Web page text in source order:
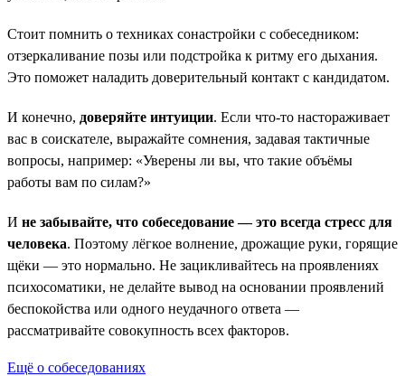
Стоит помнить о техниках сонастройки с собеседником:
отзеркаливание позы или подстройка к ритму его дыхания.
Это поможет наладить доверительный контакт с кандидатом.
И конечно, доверяйте интуиции. Если что-то настораживает
вас в соискателе, выражайте сомнения, задавая тактичные
вопросы, например: «Уверены ли вы, что такие объёмы
работы вам по силам?»
И не забывайте, что собеседование — это всегда стресс для
человека. Поэтому лёгкое волнение, дрожащие руки, горящие
щёки — это нормально. Не зацикливайтесь на проявлениях
психосоматики, не делайте вывод на основании проявлений
беспокойства или одного неудачного ответа —
рассматривайте совокупность всех факторов.
Ещё о собеседованиях